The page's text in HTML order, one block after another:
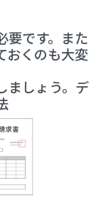
要です。また
おくのも大変
ましょう。デ